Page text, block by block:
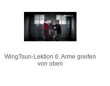
WingTsun-Lektion 6: Arme greifen
von oben